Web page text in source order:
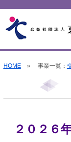
HOME» 事業一覧：
２０２６